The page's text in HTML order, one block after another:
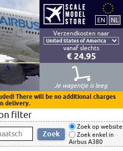
Verzendkosten naar
vanaf slechts
€ 24.95
Je wagentje is leeg
There will be no additional charges
delivery.
filter
Zoek op website
Zoek enkel in
Airbus A380